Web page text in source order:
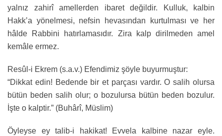
yalnız zahirî amellerden ibaret değildir. Kulluk, kalbin
Hakk’a yönelmesi, nefsin hevasından kurtulması ve her
hâlde Rabbini hatırlamasıdır. Zira kalp dirilmeden amel
kemâle ermez.
Resûl-i Ekrem (s.a.v.) Efendimiz şöyle buyurmuştur:
“Dikkat edin! Bedende bir et parçası vardır. O salih olursa
bütün beden salih olur; o bozulursa bütün beden bozulur.
İşte o kalptir.” (Buhârî, Müslim)
Öyleyse ey talib-i hakikat! Evvela kalbine nazar eyle.